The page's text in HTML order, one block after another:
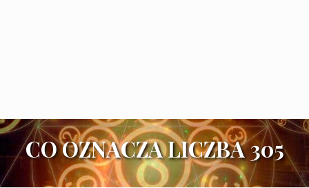
CO OZNACZA LICZBA 305